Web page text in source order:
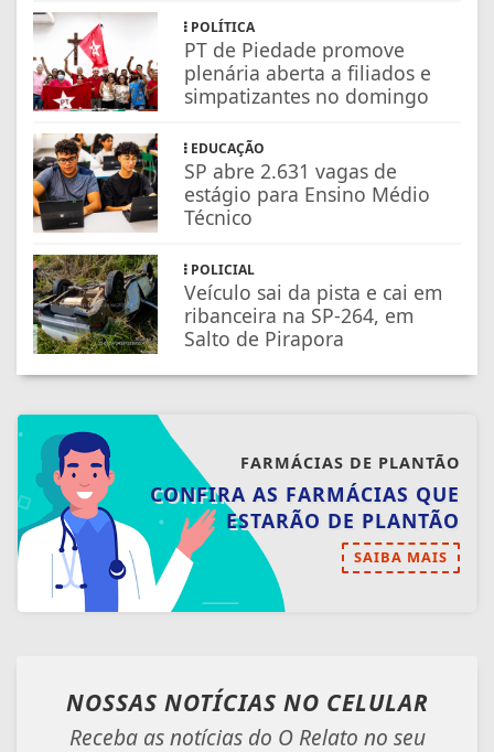
POLÍTICA
PT de Piedade promove
plenária aberta a filiados e
simpatizantes no domingo
EDUCAÇÃO
SP abre 2.631 vagas de
estágio para Ensino Médio
Técnico
POLICIAL
Veículo sai da pista e cai em
ribanceira na SP-264, em
Salto de Pirapora
FARMÁCIAS DE PLANTÃO
CONFIRA AS FARMÁCIAS QUE
ESTARÃO DE PLANTÃO
SAIBA MAIS
NOSSAS NOTÍCIAS NO CELULAR
Receba as notícias do O Relato no seu